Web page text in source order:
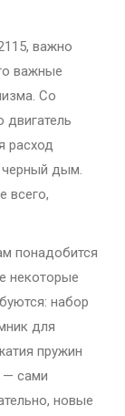
важно
важные
Со
двигатель
расход
черный дым.
всего,
понадобится
некоторые
набор
для
пружин
— сами
новые